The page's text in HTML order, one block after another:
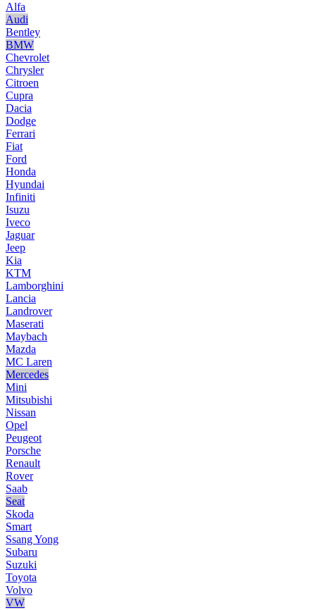
Alfa
Audi
Bentley
BMW
Chevrolet
Chrysler
Citroen
Cupra
Dacia
Dodge
Ferrari
Fiat
Ford
Honda
Hyundai
Infiniti
Isuzu
Iveco
Jaguar
Jeep
Kia
KTM
Lamborghini
Lancia
Landrover
Maserati
Maybach
Mazda
MC Laren
Mercedes
Mini
Mitsubishi
Nissan
Opel
Peugeot
Porsche
Renault
Rover
Saab
Seat
Skoda
Smart
Ssang Yong
Subaru
Suzuki
Toyota
Volvo
VW